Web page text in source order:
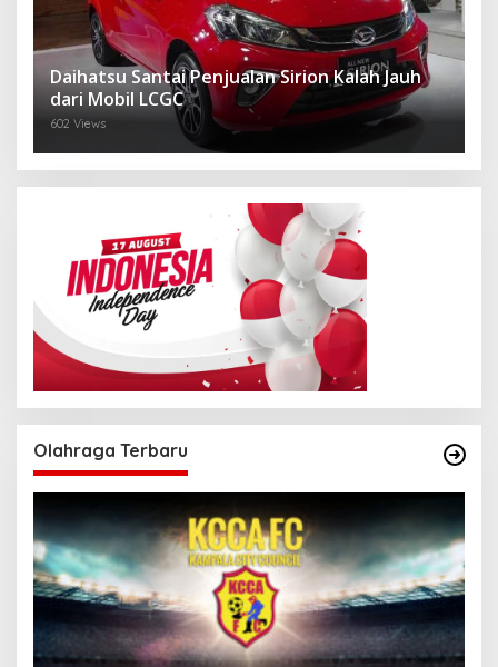
Daihatsu Santai Penjualan Sirion Kalah Jauh
dari Mobil LCGC
602 Views
Olahraga Terbaru